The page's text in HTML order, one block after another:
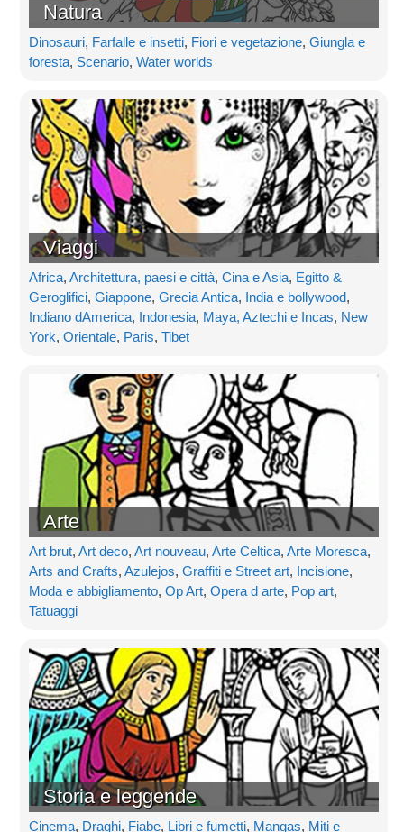
Natura
Dinosauri, Farfalle e insetti, Fiori e vegetazione, Giungla e
foresta, Scenario, Water worlds
Viaggi
Africa, Architettura, paesi e città, Cina e Asia, Egitto &
Geroglifici, Giappone, Grecia Antica, India e bollywood,
Indiano dAmerica, Indonesia, Maya, Aztechi e Incas, New
York, Orientale, Paris, Tibet
Arte
Art brut, Art deco, Art nouveau, Arte Celtica, Arte Moresca,
Arts and Crafts, Azulejos, Graffiti e Street art, Incisione,
Moda e abbigliamento, Op Art, Opera d arte, Pop art,
Tatuaggi
Storia e leggende
Cinema, Draghi, Fiabe, Libri e fumetti, Mangas, Miti e